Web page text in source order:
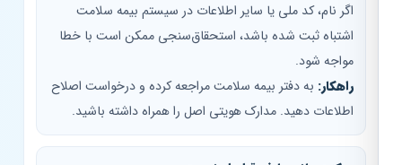
اگر نام، کد ملی یا سایر اطلاعات در سیستم بیمه سلامت
اشتباه ثبت شده باشد، استحقاق‌سنجی ممکن است با خطا
مواجه شود.
راهکار:به دفتر بیمه سلامت مراجعه کرده و درخواست اصلاح
اطلاعات دهید. مدارک هویتی اصل را همراه داشته باشید.